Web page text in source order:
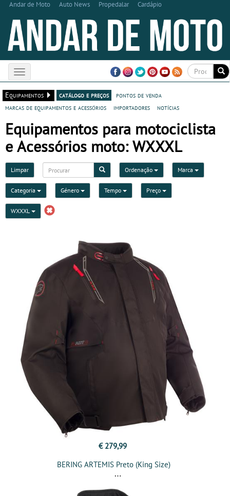
Andar de Moto Auto News Propedalar Cardápio
Toggle
navigation
Equipamentos
catálogo e preços
pontos de venda
marcas de equipamentos e acessórios
importadores notícias
Equipamentos para motociclista
e Acessórios moto: WXXXL
Limpar Ordenação Marca
Categoria Género Tempo Preço
WXXXL
€ 279,99
BERING ARTEMIS Preto (King Size)